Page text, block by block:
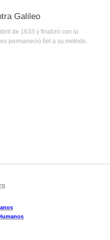
Galileo
de 1633 y finalizó con la
permaneció fiel a su método.